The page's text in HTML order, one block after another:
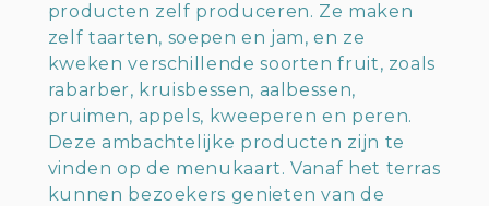
producten zelf produceren. Ze maken
zelf taarten, soepen en jam, en ze
kweken verschillende soorten fruit, zoals
rabarber, kruisbessen, aalbessen,
pruimen, appels, kweeperen en peren.
Deze ambachtelijke producten zijn te
vinden op de menukaart. Vanaf het terras
kunnen bezoekers genieten van de